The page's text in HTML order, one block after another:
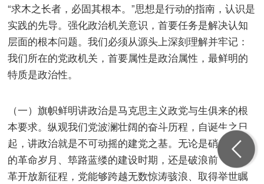
“求木之长者，必固其根本。”思想是行动的指南，认识是
实践的先导。强化政治机关意识，首要任务是解决认知
层面的根本问题。我们必须从源头上深刻理解并牢记：
我们所在的党政机关，首要属性是政治属性，最鲜明的
特质是政治性。
（一）旗帜鲜明讲政治是马克思主义政党与生俱来的根
本要求。纵观我们党波澜壮阔的奋斗历程，自诞生之日
起，讲政治就是不可动摇的建党之基。无论是硝烟弥漫
的革命岁月、筚路蓝缕的建设时期，还是破浪前行的改
革开放新征程，党能够跨越无数惊涛骇浪、取得举世瞩